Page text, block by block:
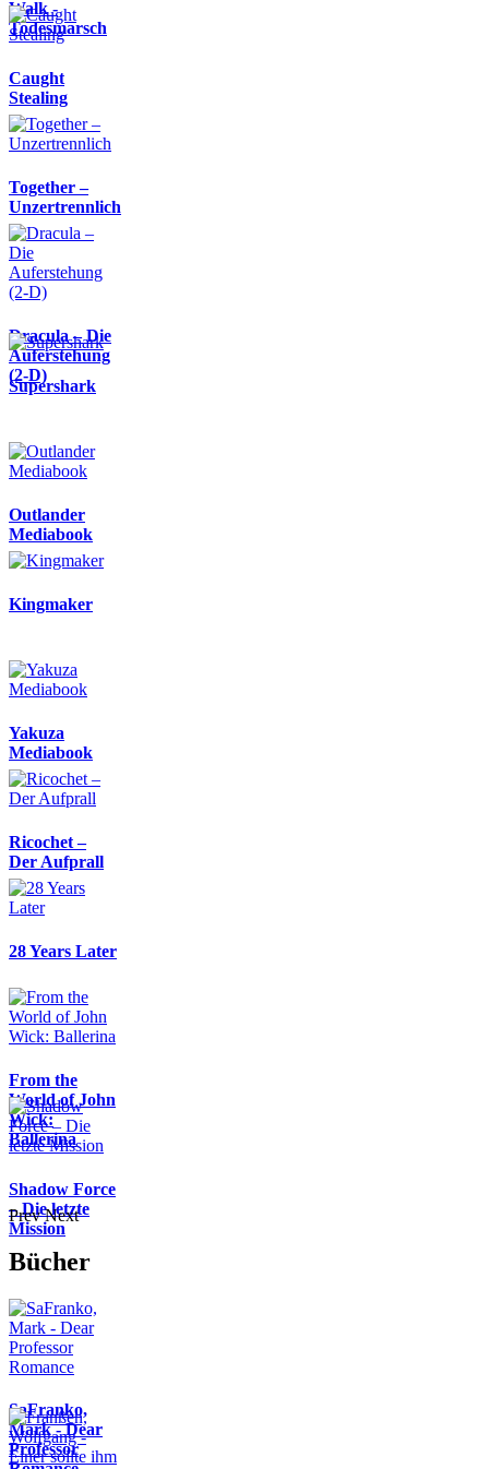
Walk -
Todesmarsch
Caught
Stealing
Together –
Unzertrennlich
Dracula – Die
Auferstehung
(2-D)
Supershark
Outlander
Mediabook
Kingmaker
Yakuza
Mediabook
Ricochet –
Der Aufprall
28 Years Later
From the
World of John
Wick:
Ballerina
Shadow Force
– Die letzte
Mission
Prev Next
Bücher
SaFranko,
Mark - Dear
Professor